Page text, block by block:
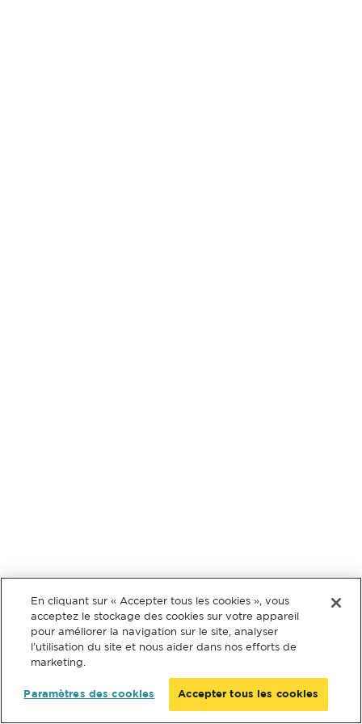
En cliquant sur « Accepter tous les cookies », vous
acceptez le stockage des cookies sur votre appareil
pour améliorer la navigation sur le site, analyser
l’utilisation du site et nous aider dans nos efforts de
marketing.
Paramètres des cookies Accepter tous les cookies